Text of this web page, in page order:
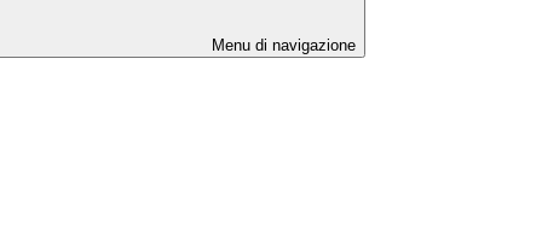
Menu di navigazione